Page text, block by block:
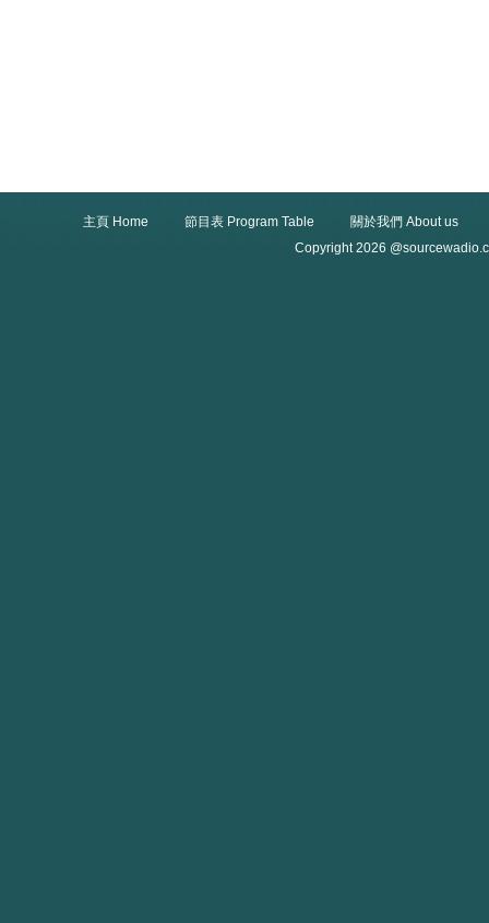
主頁 Home 節目表 Program Table
關於我們 About us
Copyright 2026